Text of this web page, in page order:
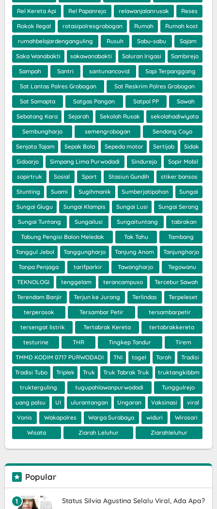
Rel Kereta Api Rel Papanrejo relawanjalanrusak Reses
Rokok Ilegal rotasipolresgrobogan Rumah Rumah kost
rumahbelajardenganguling Rusuh Sabu-sabu Sajam
Saka Wanabakti sakawanabakti Saluran Irigasi Sambirejo
Sampah Santri santunancovid Sapi Terpanggang
Sat Lantas Polres Grobogan Sat Reskrim Polres Grobogan
Sat Samapta Satgas Pangan Satpol PP Sawah
Sebatang Kara Sejarah Sekolah Rusak sekolahadiwiyata
Sembungharjo semengrobogan Sendang Coyo
Senjata Tajam Sepak Bola Sepeda motor Sertijab Sidak
Sidoarjo Simpang Lima Purwodadi Sindurejo Sopir Mobil
sopirtruk Sosial Sport Stasiun Gundih stiker bansos
Stunting Suami Sugihmanik Sumberjatipohon Sungai
Sungai Glugu Sungai Klampis Sungai Lusi Sungai Serang
Sungai Tuntang Sungailusi Sungaituntang tabrakan
Tabung Pengisi Balon Meledak Tak Tahu Tambang
Tanggul Jebol Tanggungharjo Tanjung Anom Tanjungharjo
Tanpa Penjaga tarifparkir Tawangharjo Tegowanu
TEKNOLOGI tenggelam terancampuso Tercebur Sawah
Terendam Banjir Terjun ke Jurang Terlindas Terpeleset
terperosok Tersambar Petir tersambarpetir
tersengat listrik Tertabrak Kereta tertabrakkereta
testurine THR Tingkep Tandur Tirem
TMMD KODIM 0717 PURWODADI TNI togel Toroh Tradisi
Tradisi Tubo Triplek Truk Truk Tabrak Truk truktangkibbm
trukterguling tugupahlawanpurwodadi Tunggulrejo
uang palsu UI ulurantangan Ungaran Vaksinasi viral
Vonis Wakapolres Warga Surabaya widuri Wirosari
Wisata Ziarah Leluhur Ziarahleluhur
Popular
Status Silvia Agustina Selalu Viral, Ada Apa?